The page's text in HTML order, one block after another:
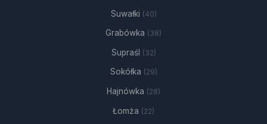
Suwałki (40)
Grabówka (38)
Supraśl (32)
Sokółka (29)
Hajnówka (28)
Łomża (22)